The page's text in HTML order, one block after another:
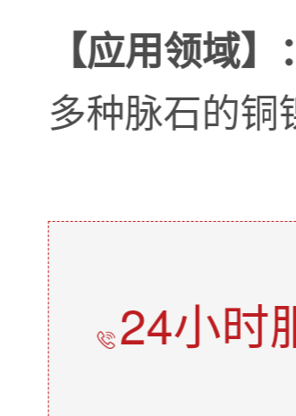
【应用领域】：
多种脉石的铜
24小时